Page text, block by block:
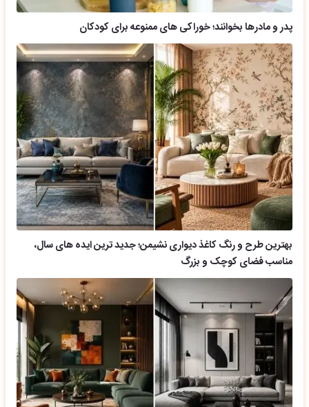
پدر و مادرها بخوانند؛ خوراکی های ممنوعه برای کودکان
بهترین طرح و رنگ کاغذ دیواری نشیمن؛ جدید ترین ایده های سال،
مناسب فضای کوچک و بزرگ